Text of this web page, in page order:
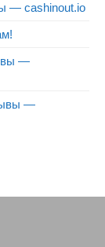
— cashinout.io
—
—